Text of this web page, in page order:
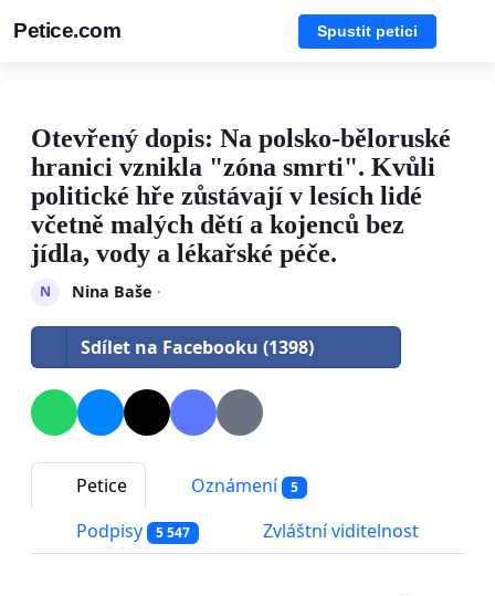
Petice.com Spustit petici
Otevřený dopis: Na polsko-běloruské
hranici vznikla "zóna smrti". Kvůli
politické hře zůstávají v lesích lidé
včetně malých dětí a kojenců bez
jídla, vody a lékařské péče.
N Nina Baše ·
Sdílet na Facebooku (1398)
Petice Oznámení 5
Podpisy 5 547 Zvláštní viditelnost